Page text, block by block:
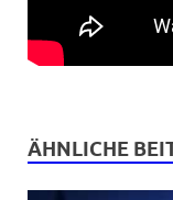
ÄHNLICHE